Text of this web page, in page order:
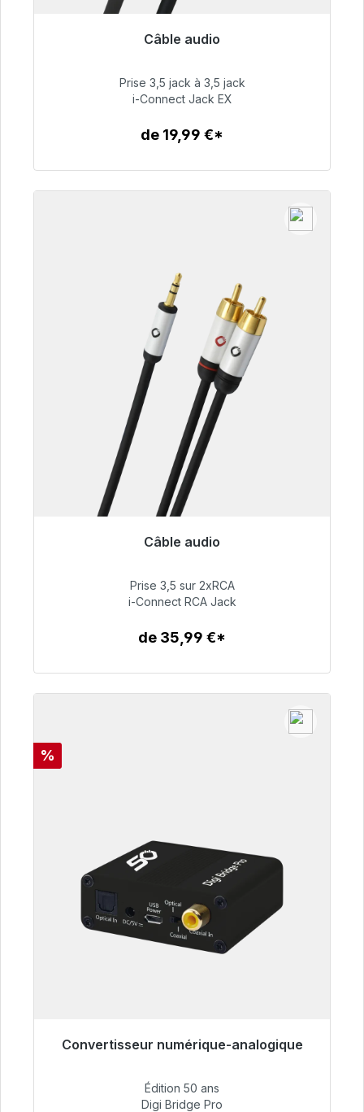
Câble audio
51,99 €
Prise 3,5 jack à 3,5 jack
i-Connect Jack EX
de 19,99 €*
Câble audio
51,99 €
Prise 3,5 sur 2xRCA
i-Connect RCA Jack
de 35,99 €*
Réduction
%
Convertisseur numérique-analogique
52,84 €
Édition 50 ans
Digi Bridge Pro